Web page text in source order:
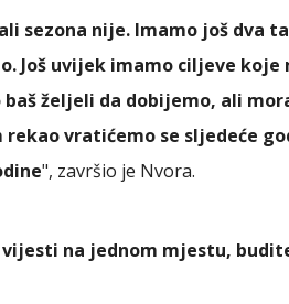
sezona nije. Imamo još dva
Još uvijek imamo ciljeve
željeli da dobijemo, ali
vratićemo se sljedeće
", završio je Nvora.
na jednom mjestu,